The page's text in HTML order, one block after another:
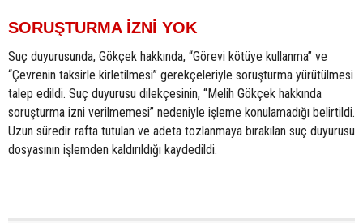
SORUŞTURMA İZNİ YOK
Suç duyurusunda, Gökçek hakkında, “Görevi kötüye kullanma” ve
“Çevrenin taksirle kirletilmesi” gerekçeleriyle soruşturma yürütülmesi
talep edildi. Suç duyurusu dilekçesinin, “Melih Gökçek hakkında
soruşturma izni verilmemesi” nedeniyle işleme konulamadığı belirtildi.
Uzun süredir rafta tutulan ve adeta tozlanmaya bırakılan suç duyurusu
dosyasının işlemden kaldırıldığı kaydedildi.